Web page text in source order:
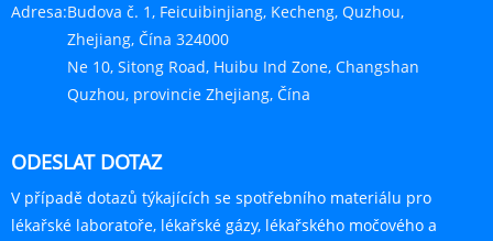
Adresa:Budova č. 1, Feicuibinjiang, Kecheng, Quzhou,
Zhejiang, Čína 324000
Ne 10, Sitong Road, Huibu Ind Zone, Changshan
Quzhou, provincie Zhejiang, Čína
ODESLAT DOTAZ
V případě dotazů týkajících se spotřebního materiálu pro
lékařské laboratoře, lékařské gázy, lékařského močového a